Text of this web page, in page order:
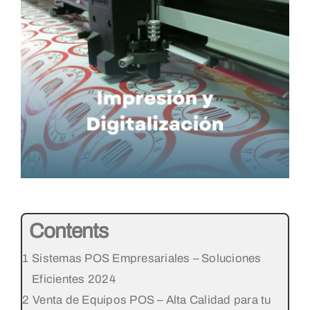
Contents
Sistemas POS Empresariales – Soluciones
Eficientes 2024
Venta de Equipos POS – Alta Calidad para tu